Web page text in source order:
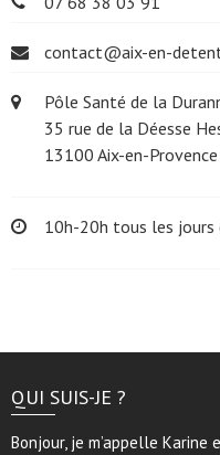
contact@aix-en-
Pôle Santé de la
35 rue de la Déesse
13100 Aix-en-Provence
10h-20h tous les jours
QUI SUIS-JE ?
Bonjour, je m’appelle